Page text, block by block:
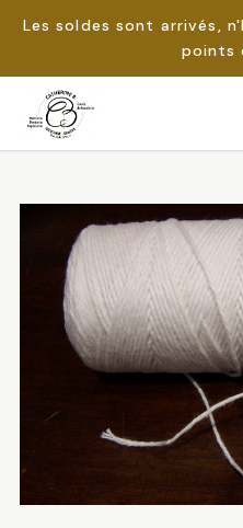
Les soldes sont arrivés,
points
Passer